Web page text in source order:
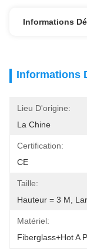
Informations
Informations
Lieu D'origine:
La Chine
Certification:
CE
Taille:
Hauteur = 3 M,
Matériel:
Fiberglass+Hot A